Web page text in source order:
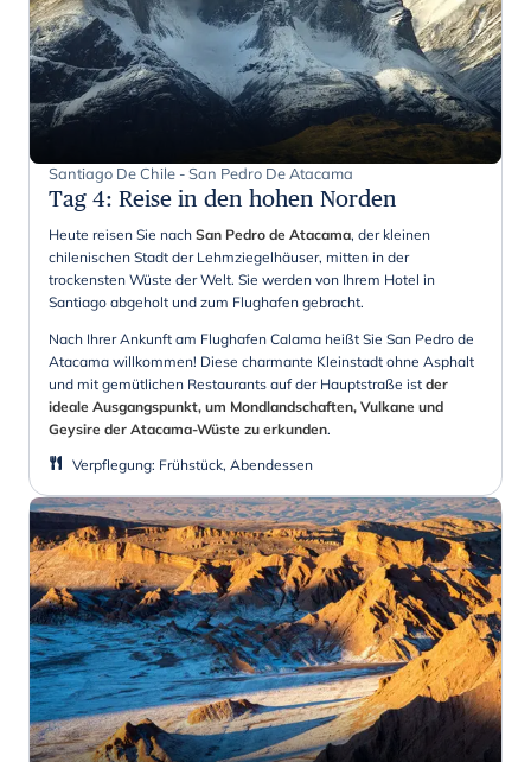
Santiago De Chile - San Pedro De Atacama
Tag 4: Reise in den hohen Norden
Heute reisen Sie nach San Pedro de Atacama, der kleinen
chilenischen Stadt der Lehmziegelhäuser, mitten in der
trockensten Wüste der Welt. Sie werden von Ihrem Hotel in
Santiago abgeholt und zum Flughafen gebracht.
Nach Ihrer Ankunft am Flughafen Calama heißt Sie San Pedro de
Atacama willkommen! Diese charmante Kleinstadt ohne Asphalt
und mit gemütlichen Restaurants auf der Hauptstraße ist der
ideale Ausgangspunkt, um Mondlandschaften, Vulkane und
Geysire der Atacama-Wüste zu erkunden.
Verpflegung: Frühstück, Abendessen